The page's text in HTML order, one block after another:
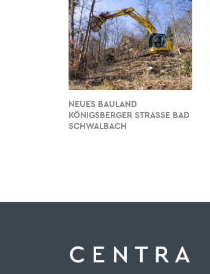
NEUES BAULAND
KÖNIGSBERGER STRASSE BAD S
CHWALBACH